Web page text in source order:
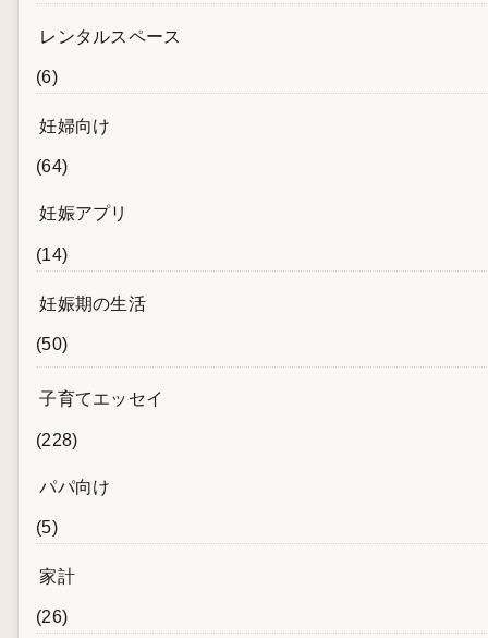
レンタルスペース
(6)
妊婦向け
(64)
妊娠アプリ
(14)
妊娠期の生活
(50)
子育てエッセイ
(228)
パパ向け
(5)
家計
(26)